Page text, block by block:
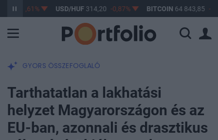
-0,61% USD/HUF314,20 -0,87% BITCOIN64 843,85 -0,1%
GYORS ÖSSZEFOGLALÓ
Tarthatatlan a lakhatási
helyzet Magyarországon és az
EU-ban, azonnali és drasztikus